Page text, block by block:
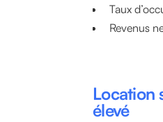
Taux
Revenus
Location
élevé